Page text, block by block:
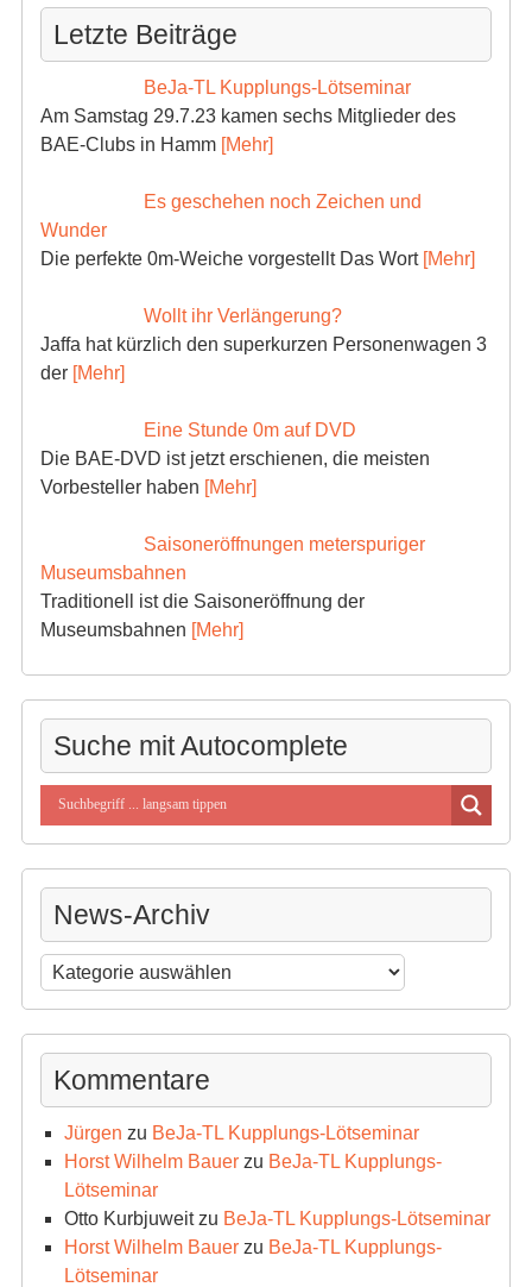
Letzte Beiträge
BeJa-TL Kupplungs-Lötseminar
Am Samstag 29.7.23 kamen sechs Mitglieder des
BAE-Clubs in Hamm [Mehr]
Es geschehen noch Zeichen und
Wunder
Die perfekte 0m-Weiche vorgestellt Das Wort [Mehr]
Wollt ihr Verlängerung?
Jaffa hat kürzlich den superkurzen Personenwagen 3
der [Mehr]
Eine Stunde 0m auf DVD
Die BAE-DVD ist jetzt erschienen, die meisten
Vorbesteller haben [Mehr]
Saisoneröffnungen meterspuriger
Museumsbahnen
Traditionell ist die Saisoneröffnung der
Museumsbahnen [Mehr]
Suche mit Autocomplete
News-Archiv
News-
Archiv
Kommentare
Jürgen zu BeJa-TL Kupplungs-Lötseminar
Horst Wilhelm Bauerzu BeJa-TL Kupplungs-
Lötseminar
Otto Kurbjuweitzu BeJa-TL Kupplungs-Lötseminar
Horst Wilhelm Bauerzu BeJa-TL Kupplungs-
Lötseminar